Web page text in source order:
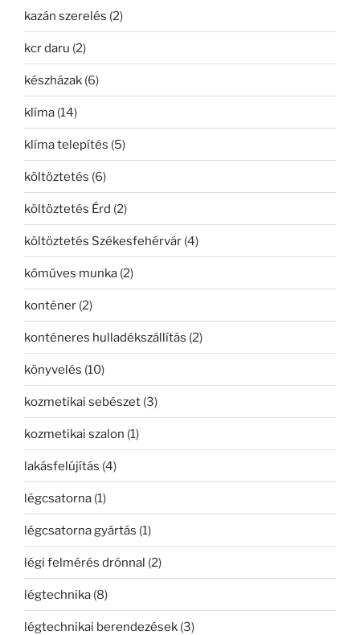
kazán szerelés (2)
kcr daru (2)
készházak (6)
klíma (14)
klíma telepítés (5)
költöztetés (6)
költöztetés Érd (2)
költöztetés Székesfehérvár (4)
kőműves munka (2)
konténer (2)
konténeres hulladékszállítás (2)
könyvelés (10)
kozmetikai sebészet (3)
kozmetikai szalon (1)
lakásfelújítás (4)
légcsatorna (1)
légcsatorna gyártás (1)
légi felmérés drónnal (2)
légtechnika (8)
légtechnikai berendezések (3)